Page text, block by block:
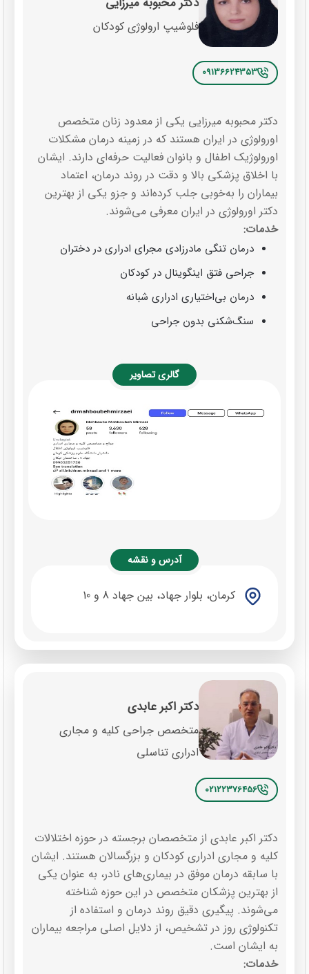
فلوشیپ ارولوژی کودکان
09136624353
دکتر محبوبه میرزایی یکی از معدود زنان متخصص
اورولوژی در ایران هستند که در زمینه درمان مشکلات
اورولوژیک اطفال و بانوان فعالیت حرفه‌ای دارند. ایشان
با اخلاق پزشکی بالا و دقت در روند درمان، اعتماد
بیماران را به‌خوبی جلب کرده‌اند و جزو یکی از بهترین
دکتر اورولوژی در ایران معرفی می‌شوند.
خدمات:
درمان تنگی مادرزادی مجرای ادراری در دختران
جراحی فتق اینگوینال در کودکان
درمان بی‌اختیاری ادراری شبانه
سنگ‌شکنی بدون جراحی
گالری تصاویر
آدرس و نقشه
کرمان، بلوار جهاد، بین جهاد 8 و 10
دکتر اکبر عابدی
متخصص جراحی کلیه و مجاری
ادراری تناسلی
02122376456
دکتر اکبر عابدی از متخصصان برجسته در حوزه اختلالات
کلیه و مجاری ادراری کودکان و بزرگسالان هستند. ایشان
با سابقه درمان موفق در بیماری‌های نادر، به عنوان یکی
از بهترین پزشکان متخصص در این حوزه شناخته
می‌شوند. پیگیری دقیق روند درمان و استفاده از
تکنولوژی روز در تشخیص، از دلایل اصلی مراجعه بیماران
به ایشان است.
خدمات: